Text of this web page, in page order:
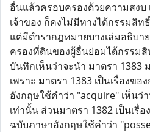
อื่นแล้วครอบครองด้วยความสงบ
เจ้าของ ก็คงไม่มีทางได้กรรมสิ
แต่มีตำรากฎหมายบางเล่มอธิบา
ครองที่ดินของผู้อื่นย่อมได้กรรม
บันทึกเห็นว่าจะนำ มาตรา 1383
เพราะ มาตรา 1383 เป็นเรื่องข
อังกฤษใช้คำว่า "acquire" เห็นว่
เท่านั้น ส่วนมาตรา 1382 เป็นเรื่
ฉบับภาษาอังกฤษใช้คำว่า